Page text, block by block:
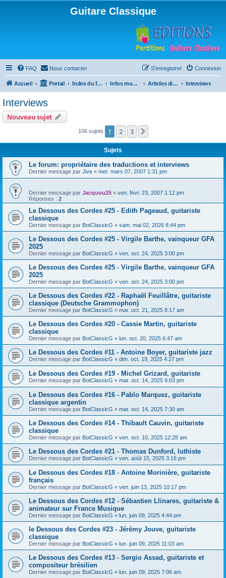
Guitare Classique
FAQ Nous contacter Connexion
S’enregistrer
Accueil Portail Index du forum Infos musicales Articles divers Interviews
Interviews
Nouveau sujet
106 sujets 1 2 3
Sujets
Le forum: propriétaire des traductions et interviews
Dernier message par Jive « mer. mars 07, 2007 1:31 pm
Dernier message par Jacquou25 « ven. févr. 23, 2007 1:12 pm
Réponses : 2
Le Dessous des Cordes #25 - Edith Pageaud, guitariste
classique
Dernier message par BotClassicG « sam. mai 02, 2026 8:44 pm
Le Dessous des Cordes #25 - Virgile Barthe, vainqueur GFA
2025
Dernier message par BotClassicG « ven. oct. 24, 2025 3:00 pm
Le Dessous des Cordes #25 - Virgile Barthe, vainqueur GFA
2025
Dernier message par BotClassicG « ven. oct. 24, 2025 3:00 pm
Le Dessous des Cordes #22 - Raphaël Feuillâtre, guitariste
classique (Deutsche Grammophon)
Dernier message par BotClassicG « mar. oct. 21, 2025 8:17 am
Le Dessous des Cordes #20 - Cassie Martin, guitariste
classique
Dernier message par BotClassicG « lun. oct. 20, 2025 6:47 am
Le Dessous des Cordes #11 - Antoine Boyer, guitariste jazz
Dernier message par BotClassicG « dim. oct. 19, 2025 4:27 pm
Le Dessous des Cordes #19 - Michel Grizard, guitariste
Dernier message par BotClassicG « mar. oct. 14, 2025 9:03 pm
Le Dessous des Cordes #16 - Pablo Marquez, guitariste
classique argentin
Dernier message par BotClassicG « mar. oct. 14, 2025 7:30 am
Le Dessous des Cordes #14 - Thibault Cauvin, guitariste
classique
Dernier message par BotClassicG « ven. oct. 10, 2025 12:28 am
Le Dessous des Cordes #21 - Thomas Dunford, luthiste
Dernier message par BotClassicG « ven. août 15, 2025 3:16 pm
Le Dessous des Cordes #18 - Antoine Morinière, guitariste
français
Dernier message par BotClassicG « ven. juin 13, 2025 10:17 pm
Le Dessous des Cordes #12 - Sébastien Llinares, guitariste &
animateur sur France Musique
Dernier message par BotClassicG « lun. juin 09, 2025 4:44 pm
le Dessous des Cordes #23 - Jérémy Jouve, guitariste
classique
Dernier message par BotClassicG « lun. juin 09, 2025 11:03 am
Le Dessous des Cordes #13 - Sergio Assad, guitariste et
compositeur brésilien
Dernier message par BotClassicG « lun. juin 09, 2025 7:06 am